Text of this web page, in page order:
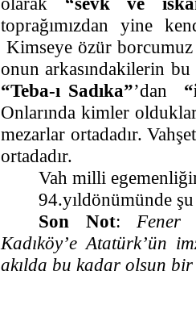
toprağımızdan yine
Kimseye özür
onun arkasındakilerin
“Teba-ı Sadıka”’dan
Onlarında kimler
mezarlar ortadadır.
ortadadır.
Vah milli
94.yıldönümünde
Son Not: Fener
Kadıköy’e Atatürk’ün
akılda bu kadar olsun bir